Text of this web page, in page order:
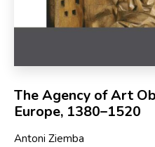
The Agency of Art
Europe, 1380–1520
Antoni Ziemba